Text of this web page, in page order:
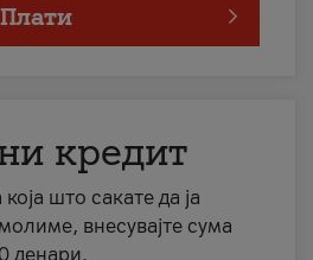
Плати
кредит
што сакате да ја
внесувајте сума
денари.